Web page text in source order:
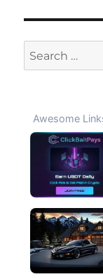
Search
for: